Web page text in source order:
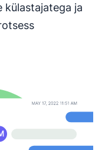
külastajatega ja